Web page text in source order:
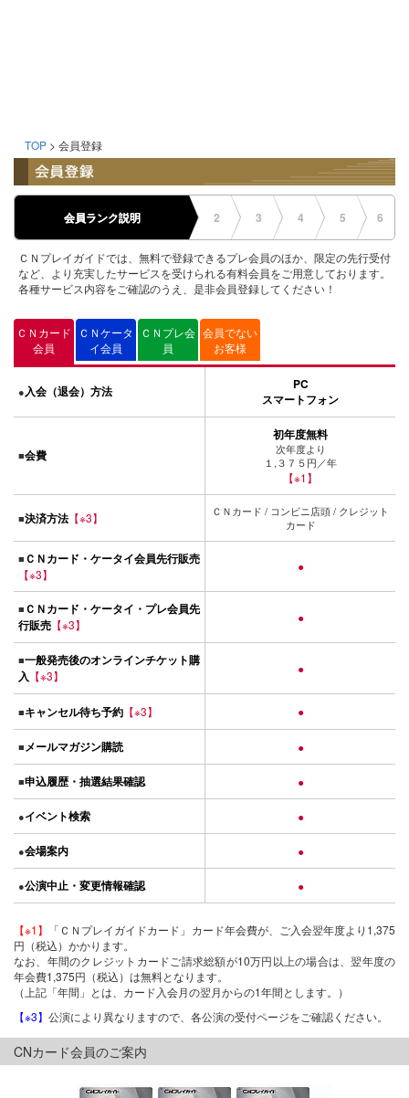
TOP > 会員登録
会員ランク説明 2 3 4 5 6
ＣＮプレイガイドでは、無料で登録できるプレ会員のほか、限定の先行受付
など、より充実したサービスを受けられる有料会員をご用意しております。
各種サービス内容をご確認のうえ、是非会員登録してください！
ＣＮカード
会員
ＣＮケータ
イ会員
ＣＮプレ会
員
会員でない
お客様
●入会（退会）方法
PC
スマートフォン
■会費
初年度無料
次年度より
１,３７５円／年
【※1】
■決済方法 【※3】
ＣＮカード / コンビニ店頭 / クレジット
カード
■ＣＮカード・ケータイ会員先行販売
【※3】
●
■ＣＮカード・ケータイ・プレ会員先
行販売 【※3】 ●
■一般発売後のオンラインチケット購
入 【※3】 ●
■キャンセル待ち予約 【※3】 ●
■メールマガジン購読 ●
■申込履歴・抽選結果確認 ●
●イベント検索 ●
●会場案内 ●
●公演中止・変更情報確認 ●
【※1】
「ＣＮプレイガイドカード」カード年会費が、ご入会翌年度より1,375
円（税込）かかります。
なお、年間のクレジットカードご請求総額が10万円以上の場合は、翌年度の
年会費1,375円（税込）は無料となります。
（上記「年間」とは、カード入会月の翌月からの1年間とします。）
【※3】 公演により異なりますので、各公演の受付ページをご確認ください。
CNカード会員のご案内